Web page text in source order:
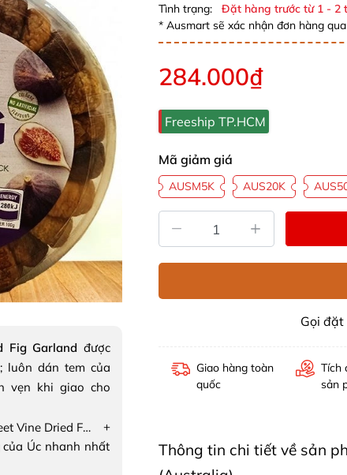
Fig Garland được
luôn dán tem của
vẹn khi giao cho
Sung sấy Sweet Vine Dried Fig Garland
+
Úc nhanh nhất
Tình trạng:
Đặt hàng trước từ 1 - 2
* Ausmart sẽ xác nhận đơn hàng
284.000₫
Freeship TP.HCM
Mã giảm giá
AUSM5K AUS20K
Gọi
Giao hàng toàn
quốc
Tích
sản
Thông tin chi tiết về sản